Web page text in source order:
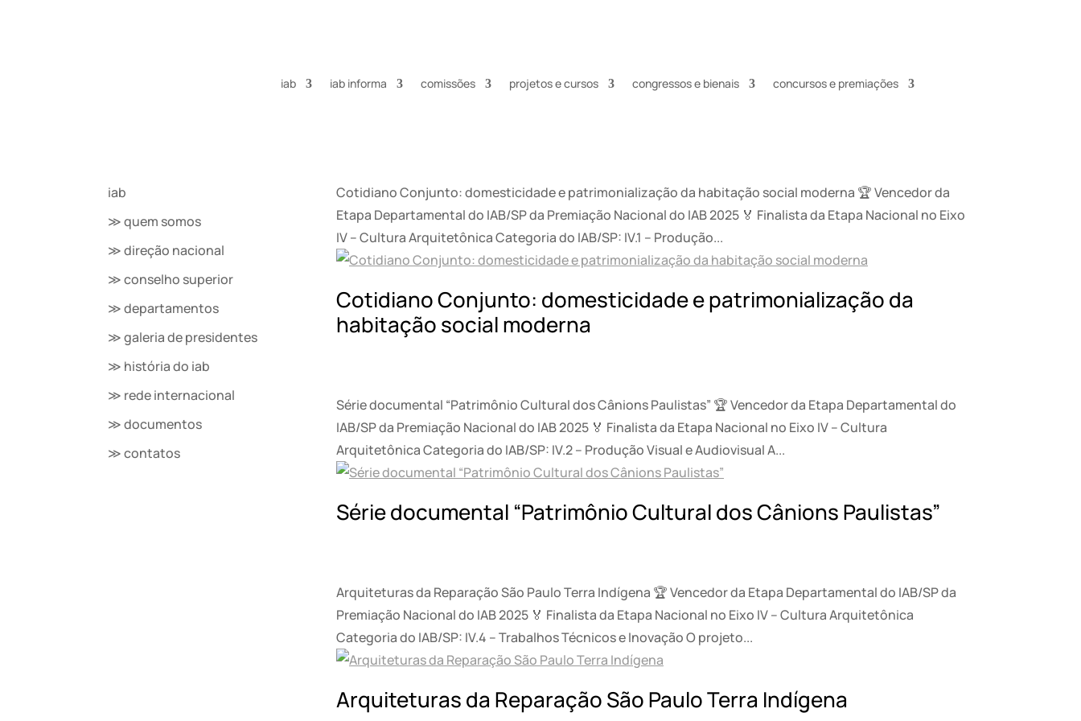
iab iab informa comissões projetos e cursos congressos e bienais concursos e premiações
Cotidiano Conjunto: domesticidade e patrimonialização da
habitação social moderna
Cotidiano Conjunto: domesticidade e patrimonialização da habitação social moderna 🏆 Vencedor da
Etapa Departamental do IAB/SP da Premiação Nacional do IAB 2025 🏅 Finalista da Etapa Nacional no Eixo
IV – Cultura Arquitetônica Categoria do IAB/SP: IV.1 – Produção...
Série documental “Patrimônio Cultural dos Cânions Paulistas”
Série documental “Patrimônio Cultural dos Cânions Paulistas” 🏆 Vencedor da Etapa Departamental do
IAB/SP da Premiação Nacional do IAB 2025 🏅 Finalista da Etapa Nacional no Eixo IV – Cultura
Arquitetônica Categoria do IAB/SP: IV.2 – Produção Visual e Audiovisual A...
Arquiteturas da Reparação São Paulo Terra Indígena
Arquiteturas da Reparação São Paulo Terra Indígena 🏆 Vencedor da Etapa Departamental do IAB/SP da
Premiação Nacional do IAB 2025 🏅 Finalista da Etapa Nacional no Eixo IV – Cultura Arquitetônica
Categoria do IAB/SP: IV.4 – Trabalhos Técnicos e Inovação O projeto...
iab
≫ quem somos
≫ direção nacional
≫ conselho superior
≫ departamentos
≫ galeria de presidentes
≫ história do iab
≫ rede internacional
≫ documentos
≫ contatos